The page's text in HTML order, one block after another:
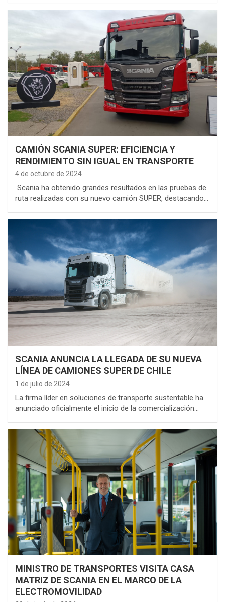
CAMIÓN SCANIA SUPER: EFICIENCIA Y
RENDIMIENTO SIN IGUAL EN TRANSPORTE
4 de octubre de 2024
Scania ha obtenido grandes resultados en las pruebas de
ruta realizadas con su nuevo camión SUPER, destacando…
SCANIA ANUNCIA LA LLEGADA DE SU NUEVA
LÍNEA DE CAMIONES SUPER DE CHILE
1 de julio de 2024
La firma líder en soluciones de transporte sustentable ha
anunciado oficialmente el inicio de la comercialización…
MINISTRO DE TRANSPORTES VISITA CASA
MATRIZ DE SCANIA EN EL MARCO DE LA
ELECTROMOVILIDAD